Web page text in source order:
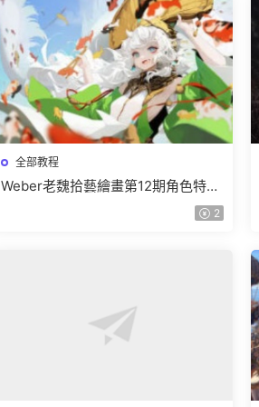
全部教程
Weber老魏拾藝繪畫第12期角色特訓
2